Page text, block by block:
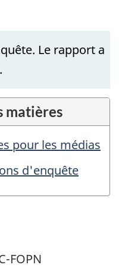
Le rapport a
matières
pour les médias
d'enquête
FOPN